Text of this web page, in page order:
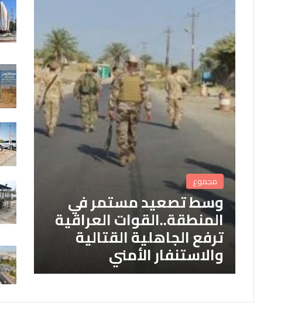
مجموع
وسط تصعيد مستمر في
المنطقة..القوات العراقية
ترفع الجاهلية القتالية
والاستنفار الأمني